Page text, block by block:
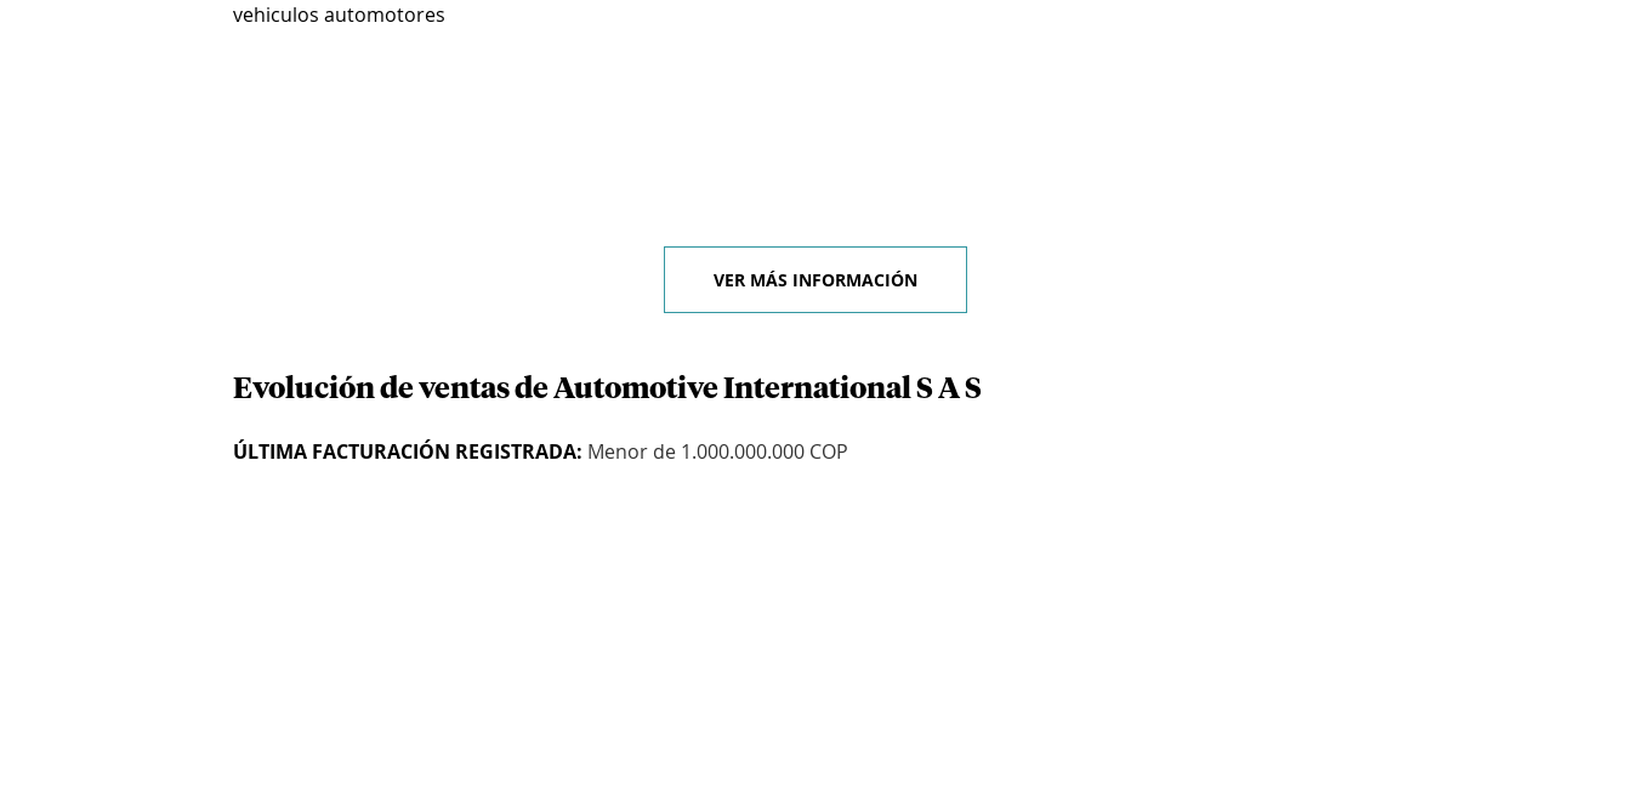
vehiculos automotores
VER MÁS INFORMACIÓN
Evolución de ventas de Automotive International S A S
ÚLTIMA FACTURACIÓN REGISTRADA: Menor de 1.000.000.000 COP